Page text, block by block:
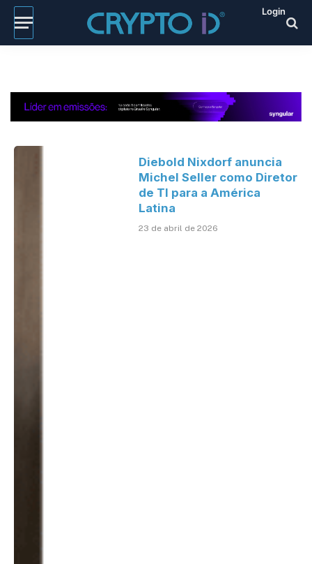
Login
Diebold Nixdorf anuncia
Michel Seller como Diretor
de TI para a América
Latina
23 de abril de 2026